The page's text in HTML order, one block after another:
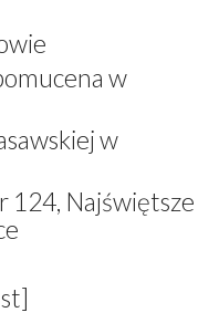
w
w
124, Najświętsze